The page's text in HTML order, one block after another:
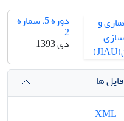
دوره 5، شماره
2
دی 1393
فایل ها